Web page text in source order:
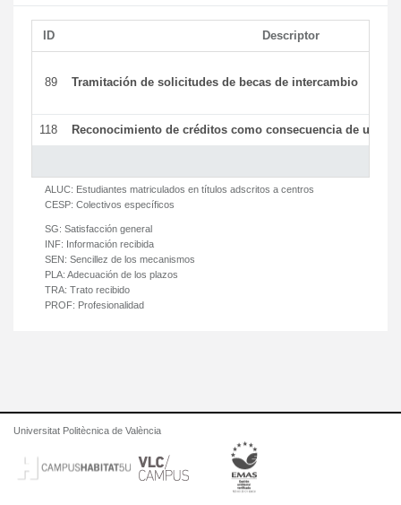
ID Descriptor
89 Tramitación de solicitudes de becas de intercambio
118 Reconocimiento de créditos como consecuencia de un
ALUC: Estudiantes matriculados en títulos adscritos a centros
CESP: Colectivos específicos
SG: Satisfacción general
INF: Información recibida
SEN: Sencillez de los mecanismos
PLA: Adecuación de los plazos
TRA: Trato recibido
PROF: Profesionalidad
Universitat Politècnica de València